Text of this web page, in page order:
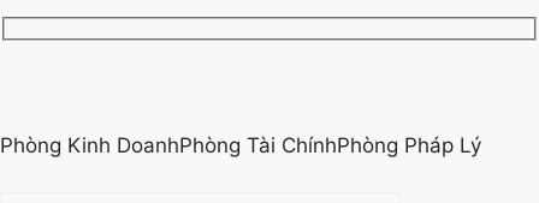
Phòng Kinh DoanhPhòng Tài ChínhPhòng Pháp Lý